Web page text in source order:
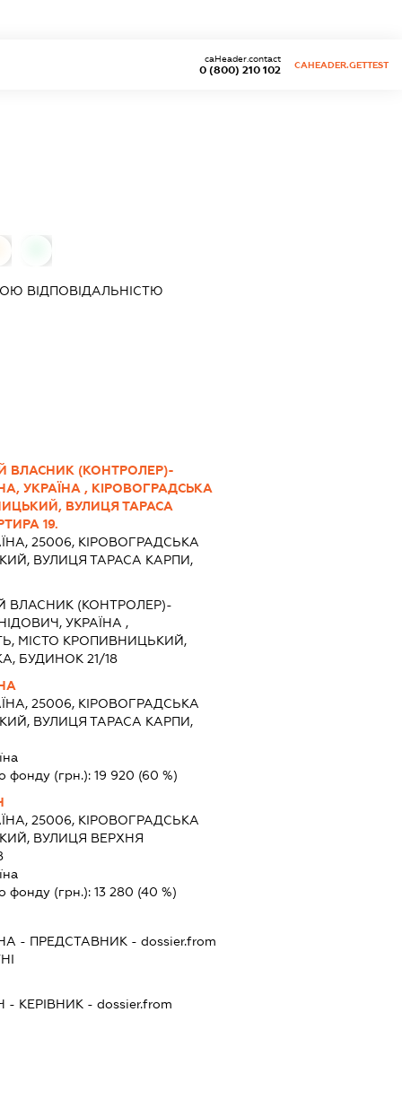
0 (800) 210 102
caHeader.contact
CAHEADER.GETTEST
ВІДПОВІДАЛЬНІСТЮ
ВЛАСНИК (КОНТРОЛЕР)-
УКРАЇНА , КІРОВОГРАДСЬКА
ВУЛИЦЯ ТАРАСА
19.
25006, КІРОВОГРАДСЬКА
ВУЛИЦЯ ТАРАСА КАРПИ,
ВЛАСНИК (КОНТРОЛЕР)-
УКРАЇНА ,
МІСТО КРОПИВНИЦЬКИЙ,
БУДИНОК 21/18
25006, КІРОВОГРАДСЬКА
ВУЛИЦЯ ТАРАСА КАРПИ,
фонду (грн.): 19 920 (60 %)
25006, КІРОВОГРАДСЬКА
ВУЛИЦЯ ВЕРХНЯ
фонду (грн.): 13 280 (40 %)
- ПРЕДСТАВНИК- dossier.from
- КЕРІВНИК- dossier.from